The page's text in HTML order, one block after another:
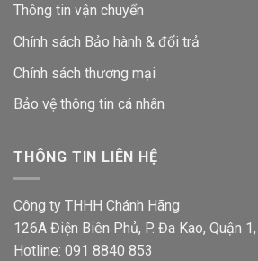
Thông tin vận chuyển
Chính sách Bảo hành & đổi trả
Chính sách thương mại
Bảo vệ thông tin cá nhân
THÔNG TIN LIÊN HỆ
Công ty THHH Chánh Hãng
126A Điện Biên Phủ, P. Đa Kao, Quận 1,
Hotline: 091 8840 853